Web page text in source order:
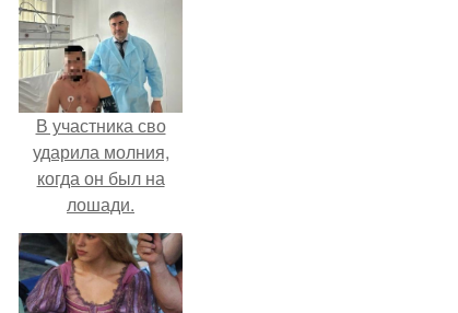
В участника сво
ударила молния,
когда он был на
лошади.